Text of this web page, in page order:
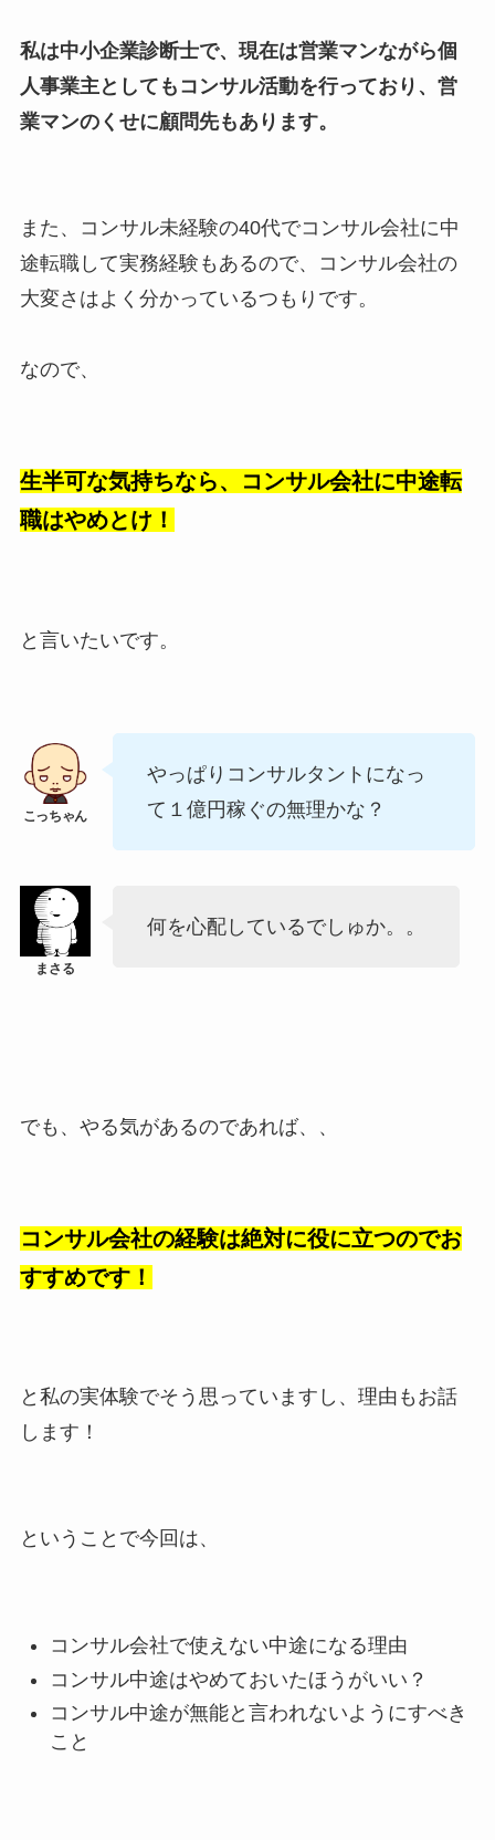
私は中小企業診断士で、現在は営業マンながら個
人事業主としてもコンサル活動を行っており、営
業マンのくせに顧問先もあります。
また、コンサル未経験の40代でコンサル会社に中
途転職して実務経験もあるので、コンサル会社の
大変さはよく分かっているつもりです。
なので、
生半可な気持ちなら、コンサル会社に中途転
職はやめとけ！
と言いたいです。
やっぱりコンサルタントになっ
て１億円稼ぐの無理かな？
何を心配しているでしゅか。。
でも、やる気があるのであれば、、
コンサル会社の経験は絶対に役に立つのでお
すすめです！
と私の実体験でそう思っていますし、理由もお話
します！
ということで今回は、
コンサル会社で使えない中途になる理由
コンサル中途はやめておいたほうがいい？
コンサル中途が無能と言われないようにすべき
こと